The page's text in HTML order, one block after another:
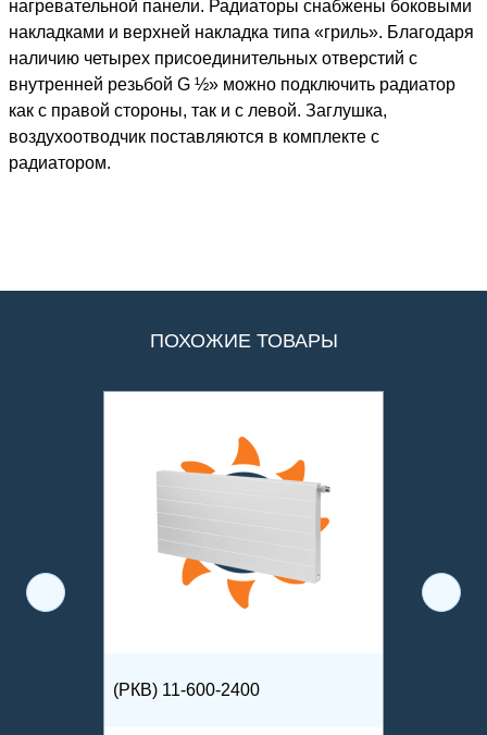
нагревательной панели. Радиаторы снабжены боковыми
накладками и верхней накладка типа «гриль». Благодаря
наличию четырех присоединительных отверстий с
внутренней резьбой G ½» можно подключить радиатор
как с правой стороны, так и с левой. Заглушка,
воздухоотводчик поставляются в комплекте с
радиатором.
ПОХОЖИЕ ТОВАРЫ
(РКВ) 11-600-2400